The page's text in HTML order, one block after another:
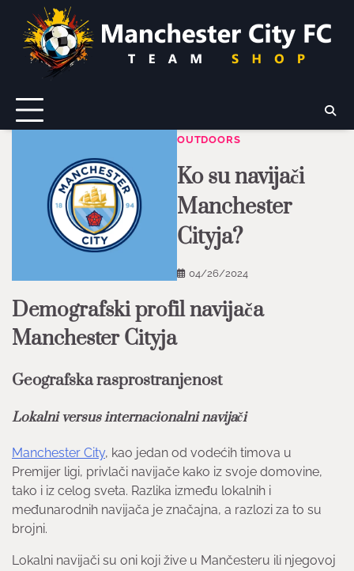
content
OUTDOORS
Ko su navijači
Manchester
Cityja?
04/26/2024
Demografski profil navijača
Manchester Cityja
Geografska rasprostranjenost
Lokalni versus internacionalni navijači
Manchester City, kao jedan od vodećih timova u
Premijer ligi, privlači navijače kako iz svoje domovine,
tako i iz celog sveta. Razlika između lokalnih i
međunarodnih navijača je značajna, a razlozi za to su
brojni.
Lokalni navijači su oni koji žive u Mančesteru ili njegovoj